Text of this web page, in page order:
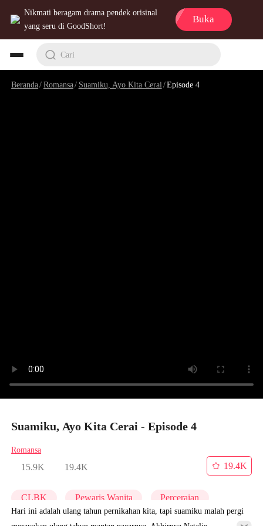
Nikmati beragam drama pendek orisinal
yang seru di GoodShort!
Buka
Cari
Beranda/Romansa/ Suamiku, Ayo Kita Cerai/Episode 4
Suamiku, Ayo Kita Cerai - Episode 4
Romansa
15.9K 19.4K
19.4K
CLBK Pewaris Wanita Perceraian
Hari ini adalah ulang tahun pernikahan kita, tapi suamiku malah pergi